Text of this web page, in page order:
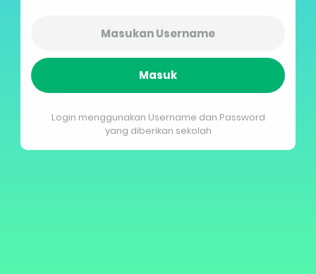
Masuk
Login menggunakan Username dan Password
yang diberikan sekolah